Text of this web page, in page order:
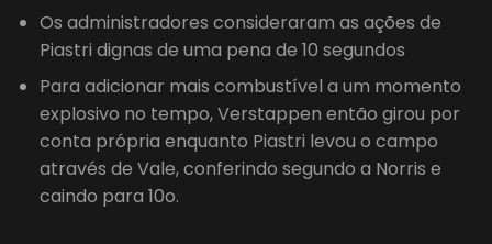
Os administradores consideraram as ações de
Piastri dignas de uma pena de 10 segundos
Para adicionar mais combustível a um momento
explosivo no tempo, Verstappen então girou por
conta própria enquanto Piastri levou o campo
através de Vale, conferindo segundo a Norris e
caindo para 10o.